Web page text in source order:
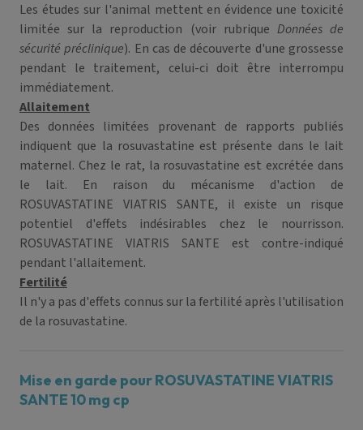
Les études sur l'animal mettent en évidence une toxicité
limitée sur la reproduction (voir rubrique Données de
sécurité préclinique). En cas de découverte d'une grossesse
pendant le traitement, celui-ci doit être interrompu
immédiatement.
Allaitement
Des données limitées provenant de rapports publiés
indiquent que la rosuvastatine est présente dans le lait
maternel. Chez le rat, la rosuvastatine est excrétée dans
le lait. En raison du mécanisme d'action de
ROSUVASTATINE VIATRIS SANTE, il existe un risque
potentiel d'effets indésirables chez le nourrisson.
ROSUVASTATINE VIATRIS SANTE est contre-indiqué
pendant l'allaitement.
Fertilité
Il n'y a pas d'effets connus sur la fertilité après l'utilisation
de la rosuvastatine.
Mise en garde pour ROSUVASTATINE VIATRIS
SANTE 10 mg cp